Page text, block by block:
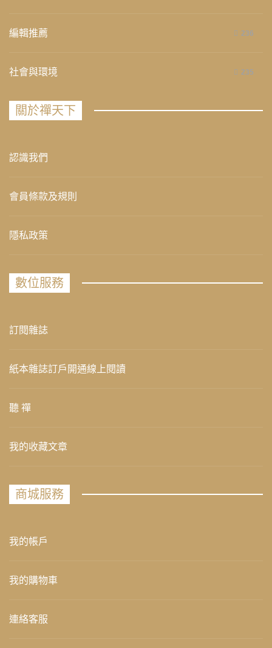
編輯推薦 236
社會與環境 235
關於禪天下
認識我們
會員條款及規則
隱私政策
數位服務
訂閱雜誌
紙本雜誌訂戶開通線上閱讀
聽 禪
我的收藏文章
商城服務
我的帳戶
我的購物車
連絡客服